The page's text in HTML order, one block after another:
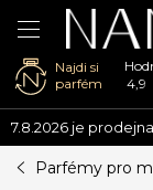
Přejít
na
obsah
Najdi si
parfém
4,9
7.8.2026 je
Parfémy pro